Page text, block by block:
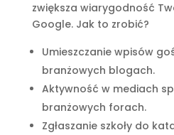
zwiększa wiarygodność
Google. Jak to zrobić?
Umieszczanie wpisów
branżowych blogach.
Aktywność w mediach
branżowych forach.
Zgłaszanie szkoły do